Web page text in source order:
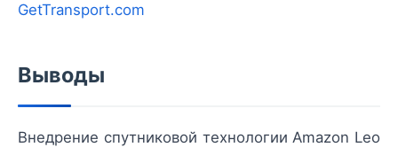
GetTransport.com
Выводы
Внедрение спутниковой технологии Amazon Leo